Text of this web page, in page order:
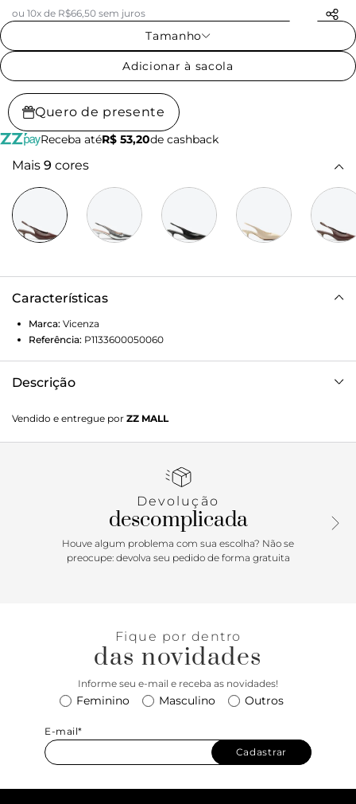
ou 10x de R$66,50 sem juros
Tamanho
Adicionar à sacola
Quero de presente
Receba atéR$ 53,20de cashback
Mais 9 cores
Características
Marca: Vicenza
Referência: P1133600050060
Descrição
marrom e salto médio. Perfeito para compor looks com
elegância e um toque imponente.
Vendido e entregue por ZZ MALL
Devolução
descomplicada
Houve algum problema com sua escolha? Não se
preocupe: devolva seu pedido de forma gratuita
Fique por dentro
das novidades
Informe seu e-mail e receba as novidades!
Feminino Masculino Outros
E-mail*
Cadastrar